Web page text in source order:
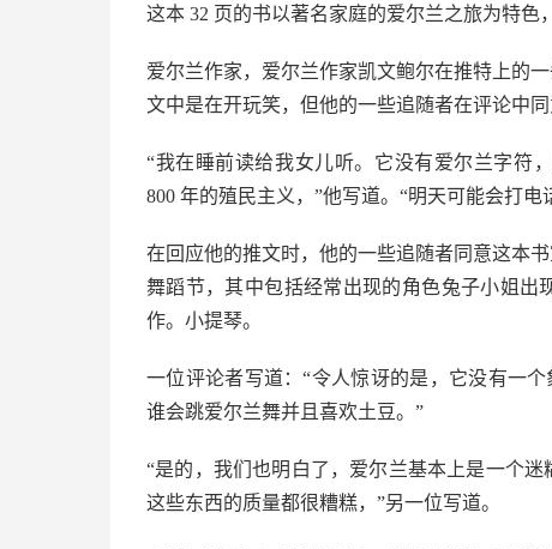
这本 32 页的书以著名家庭的爱尔兰之旅为特色
爱尔兰作家，爱尔兰作家凯文鲍尔在推特上的
文中是在开玩笑，但他的一些追随者在评论中同
“我在睡前读给我女儿听。它没有爱尔兰字符
800 年的殖民主义，”他写道。“明天可能会打电
在回应他的推文时，他的一些追随者同意这本
舞蹈节，其中包括经常出现的角色兔子小姐出
作。小提琴。
一位评论者写道：“令人惊讶的是，它没有一
谁会跳爱尔兰舞并且喜欢土豆。”
“是的，我们也明白了，爱尔兰基本上是一个
这些东西的质量都很糟糕，”另一位写道。